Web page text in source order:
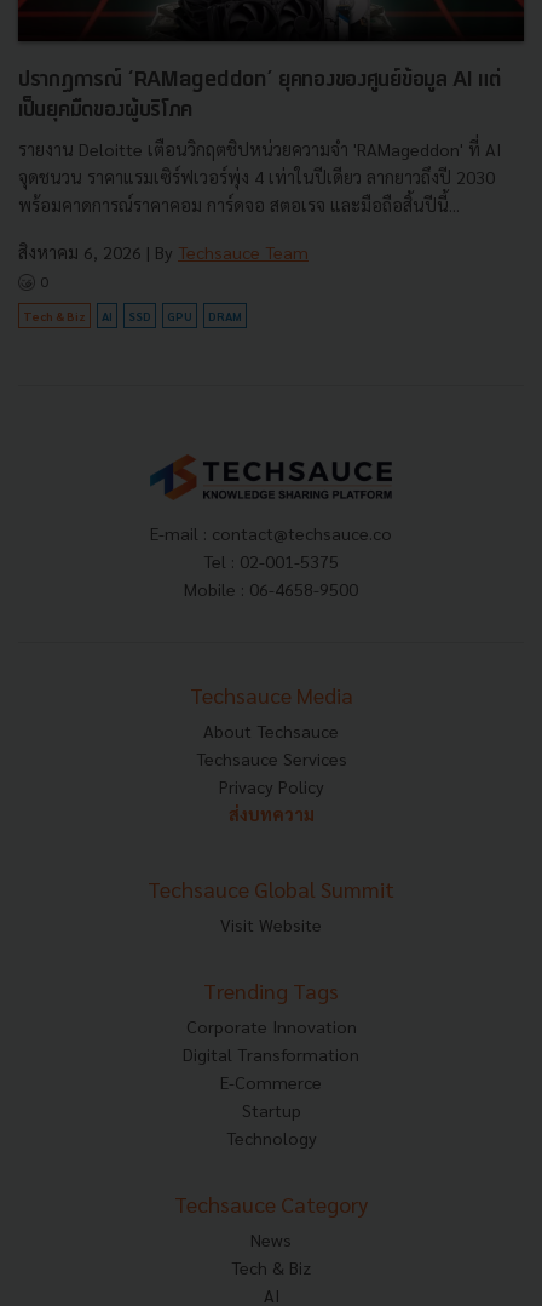
ปรากฏการณ์ ‘RAMageddon’ ยุคทองของศูนย์ข้อมูล AI แต่
เป็นยุคมืดของผู้บริโภค
รายงาน Deloitte เตือนวิกฤตชิปหน่วยความจำ 'RAMageddon' ที่ AI
จุดชนวน ราคาแรมเซิร์ฟเวอร์พุ่ง 4 เท่าในปีเดียว ลากยาวถึงปี 2030
พร้อมคาดการณ์ราคาคอม การ์ดจอ สตอเรจ และมือถือสิ้นปีนี้...
สิงหาคม 6, 2026 | By Techsauce Team
0
Tech & Biz AI SSD GPU DRAM
E-mail : contact@techsauce.co
Tel : 02-001-5375
Mobile : 06-4658-9500
Techsauce Media
About Techsauce
Techsauce Services
Privacy Policy
ส่งบทความ
Techsauce Global Summit
Visit Website
Trending Tags
Corporate Innovation
Digital Transformation
E-Commerce
Startup
Technology
Techsauce Category
News
Tech & Biz
AI